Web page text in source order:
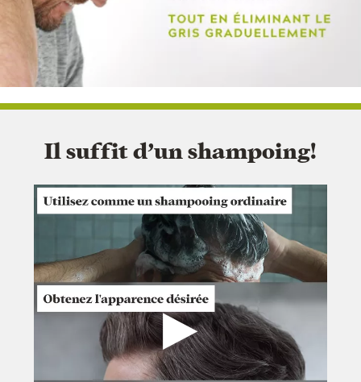
Il suffit d’un shampoing!